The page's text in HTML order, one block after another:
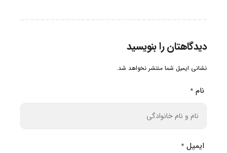
دیدگاهتان را بنویسید
نشانی ایمیل شما منتشر نخواهد شد.
نام *
ایمیل *